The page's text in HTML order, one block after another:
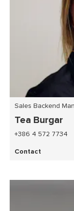
Sales Backend
Tea Burgar
+386 4 572 7734
Contact